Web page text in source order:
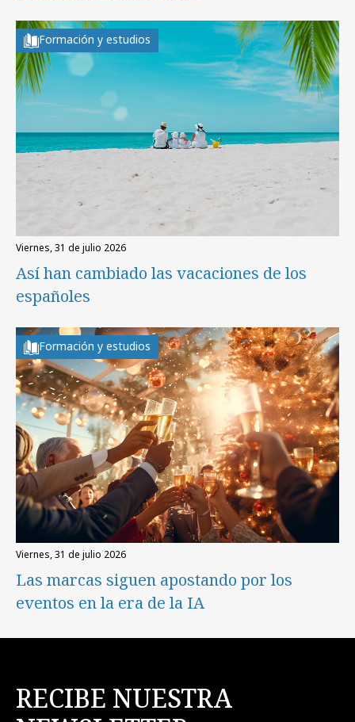
Formación y estudios
viernes, 31 de julio 2026
Así han cambiado las vacaciones de los
españoles
Formación y estudios
viernes, 31 de julio 2026
Las marcas siguen apostando por los
eventos en la era de la IA
RECIBE NUESTRA